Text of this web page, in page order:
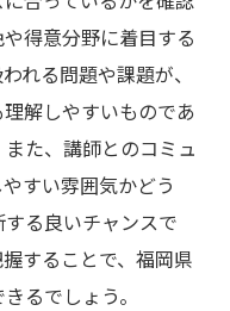
得意分野に着目する
れる問題や課題が、
解しやすいものであ
た、講師とのコミュ
すい雰囲気かどう
る良いチャンスで
することで、福岡県
るでしょう。